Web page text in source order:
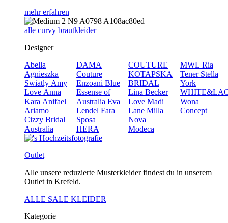
mehr erfahren
alle curvy brautkleider
Designer
Abella
Agnieszka
Swiatly Amy
Love Anna
Kara Anifael
Ariamo
Cizzy Bridal
Australia
DAMA
Couture
Enzoani Blue
Essense of
Australia Eva
Lendel Fara
Sposa
HERA
COUTURE
KOTAPSKA
BRIDAL
Lina Becker
Love Madi
Lane Milla
Nova
Modeca
MWL Ria
Tener Stella
York
Wona
Concept
Outlet
Alle unsere reduzierte Musterkleider findest du in unserem
Outlet in Krefeld.
ALLE SALE KLEIDER
Kategorie